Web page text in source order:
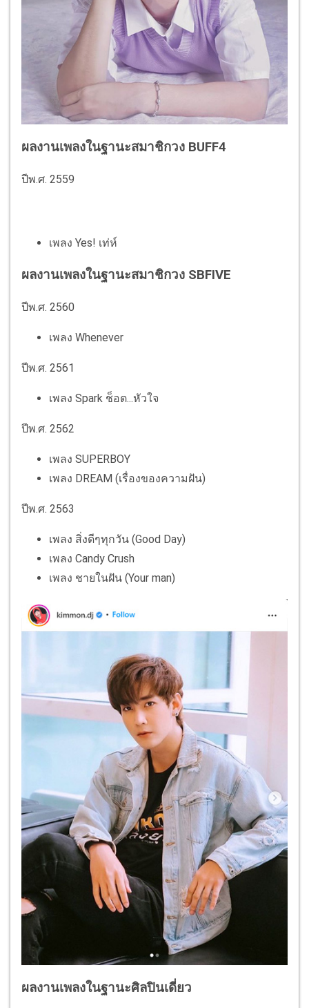
ผลงานเพลงในฐานะสมาชิกวง BUFF4
ปีพ.ศ. 2559
เพลง Yes! เท่ห์
ผลงานเพลงในฐานะสมาชิกวง SBFIVE
ปีพ.ศ. 2560
เพลง Whenever
ปีพ.ศ. 2561
เพลง Spark ช็อต...หัวใจ
ปีพ.ศ. 2562
เพลง SUPERBOY
เพลง DREAM (เรื่องของความฝัน)
ปีพ.ศ. 2563
เพลง สิ่งดีๆทุกวัน (Good Day)
เพลง Candy Crush
เพลง ชายในฝัน (Your man)
ผลงานเพลงในฐานะศิลปินเดี่ยว